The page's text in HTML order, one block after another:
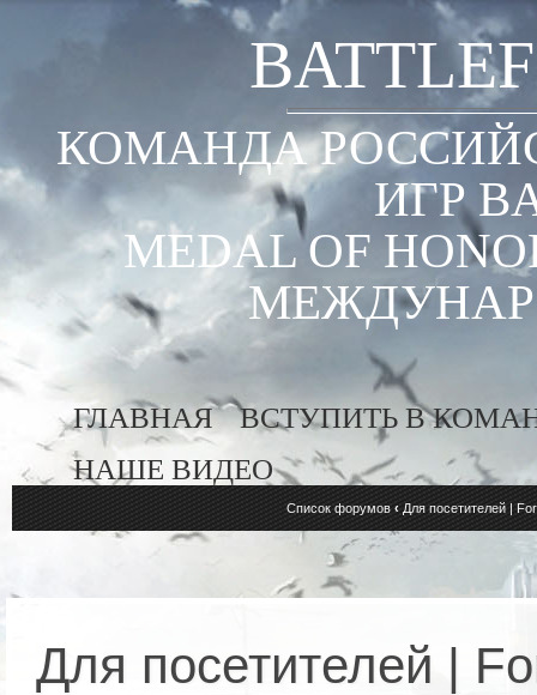
КОМАНДА
ИГР
MEDAL OF
ГЛАВНАЯ
ВСТУПИТЬ В
НАШЕ ВИДЕО
Список форумов ‹ Для посетителей |
Для посетителей |